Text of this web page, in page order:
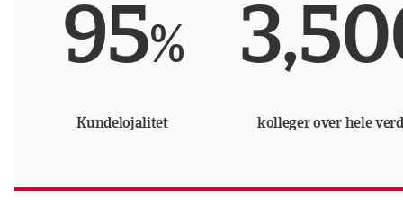
95%
Kundelojalitet kolleger over hele